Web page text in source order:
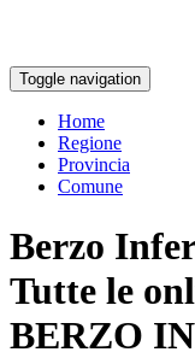
Toggle navigation
Home
Regione
Provincia
Comune
Berzo
Tutte le
BERZO